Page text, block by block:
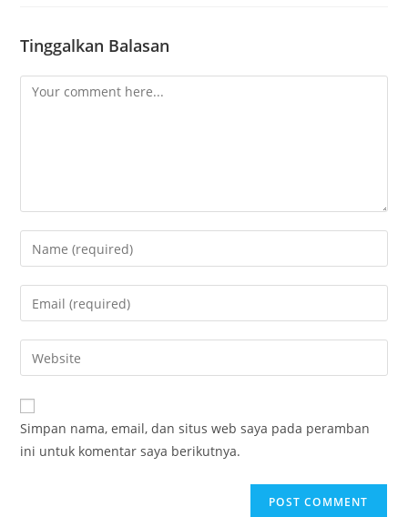
Tinggalkan Balasan
Simpan nama, email, dan situs web saya pada peramban
ini untuk komentar saya berikutnya.